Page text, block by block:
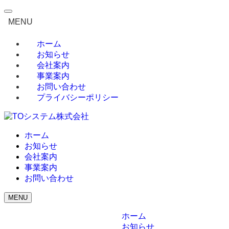
MENU
ホーム
お知らせ
会社案内
事業案内
お問い合わせ
プライバシーポリシー
ホーム
お知らせ
会社案内
事業案内
お問い合わせ
MENU
ホーム
お知らせ